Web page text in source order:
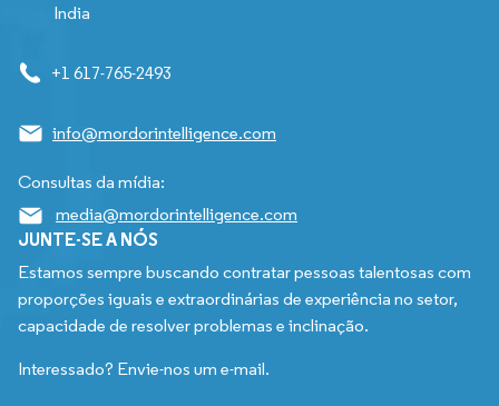
India
+1 617-765-2493
info@mordorintelligence.com
Consultas da mídia:
media@mordorintelligence.com
JUNTE-SE A NÓS
Estamos sempre buscando contratar pessoas talentosas com
proporções iguais e extraordinárias de experiência no setor,
capacidade de resolver problemas e inclinação.
Interessado? Envie-nos um e-mail.